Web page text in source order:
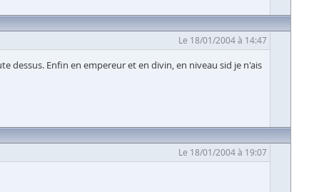
Le 18/01/2004 à 14:47
dessus. Enfin en empereur et en divin, en niveau sid je n'ais
Le 18/01/2004 à 19:07